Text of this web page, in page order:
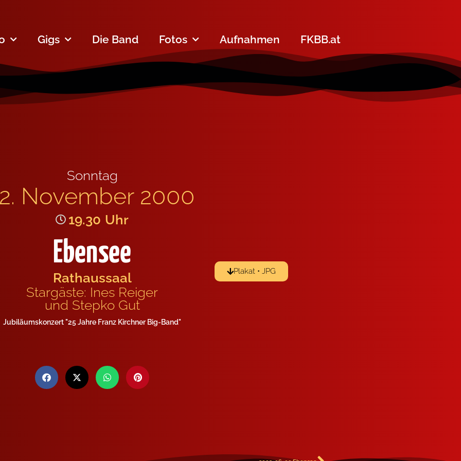
Gigs Die Band Fotos Aufnahmen FKBB.at
Sonntag
November 2000
19.30 Uhr
Ebensee
Rathaussaal
Stargäste: Ines Reiger
und Stepko Gut
Jubiläumskonzert "25 Jahre Franz Kirchner Big-Band"
Plakat • JPG